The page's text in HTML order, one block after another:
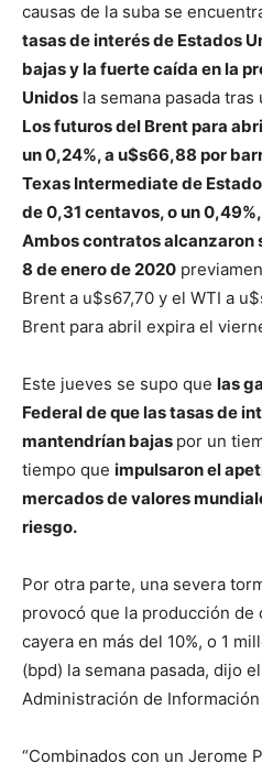
causas de la suba se
tasas de interés de Estados
bajas y la fuerte caída en la
Unidos la semana pasada
Los futuros del Brent para
un 0,24%, a u$s66,88 por
Texas Intermediate de
de 0,31 centavos, o un
Ambos contratos alcanzaron
8 de enero de 2020
Brent a u$s67,70 y el WTI a
Brent para abril expira el
Este jueves se supo que las
Federal de que las tasas de
mantendrían bajas por un
tiempo que impulsaron el
mercados de valores
riesgo.
Por otra parte, una severa
provocó que la producción de
cayera en más del 10%, o 1
(bpd) la semana pasada, dijo
Administración de
“Combinados con un Jerome